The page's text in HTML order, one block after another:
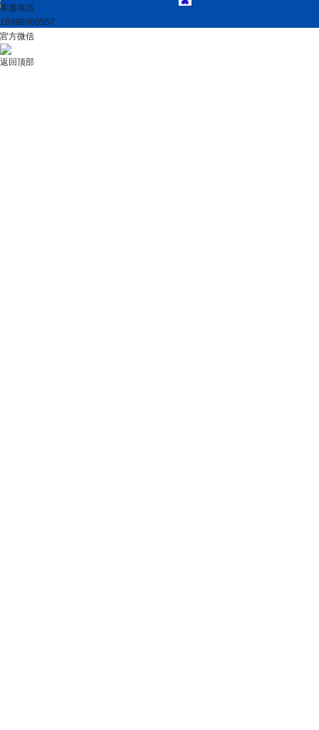
客服电话
18998060557
官方微信
返回顶部